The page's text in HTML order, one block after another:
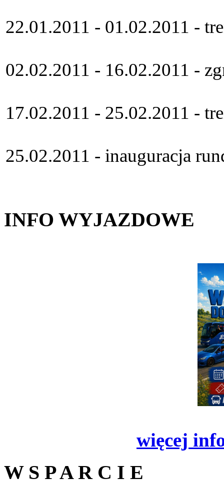
22.01.2011 - 01.02.2011 -
02.02.2011 - 16.02.2011 -
17.02.2011 - 25.02.2011 -
25.02.2011 - inauguracja
INFO WYJAZDOWE
więcej
W S P A R C I E